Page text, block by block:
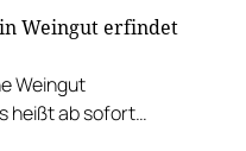
Weingut erfindet
Weingut
heißt ab sofort